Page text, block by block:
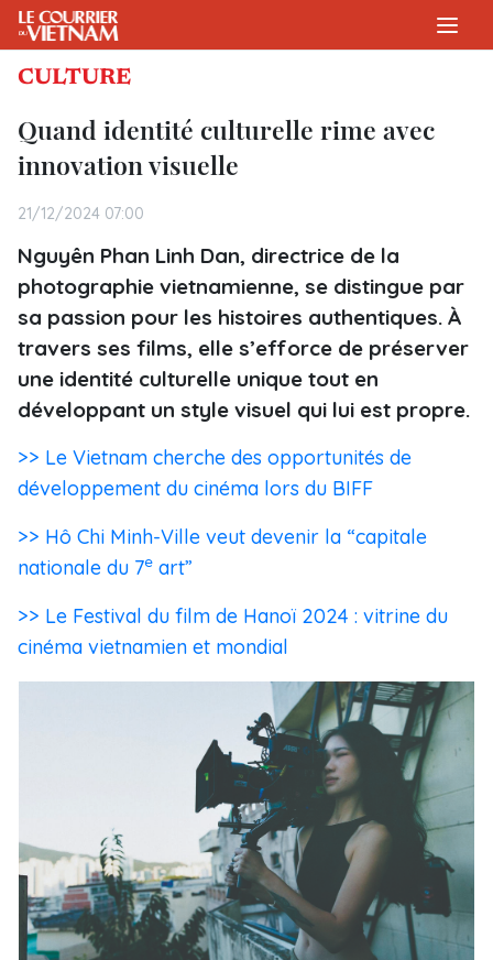
CULTURE
Quand identité culturelle rime avec
innovation visuelle
21/12/2024 07:00
Nguyên Phan Linh Dan, directrice de la
photographie vietnamienne, se distingue par
sa passion pour les histoires authentiques. À
travers ses films, elle s’efforce de préserver
une identité culturelle unique tout en
développant un style visuel qui lui est propre.
>> Le Vietnam cherche des opportunités de
développement du cinéma lors du BIFF
>> Hô Chi Minh-Ville veut devenir la “capitale
nationale du 7e art”
>> Le Festival du film de Hanoï 2024 : vitrine du
cinéma vietnamien et mondial